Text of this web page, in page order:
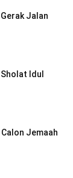
Jalan
Idul
Jemaah